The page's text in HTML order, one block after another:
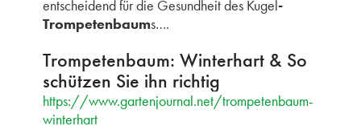
entscheidend für die Gesundheit des Kugel-
Trompetenbaums….
Trompetenbaum: Winterhart & So
schützen Sie ihn richtig
https://www.gartenjournal.net/trompetenbaum-
winterhart